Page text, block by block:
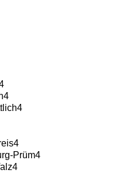
4
4
4
Prüm4
4